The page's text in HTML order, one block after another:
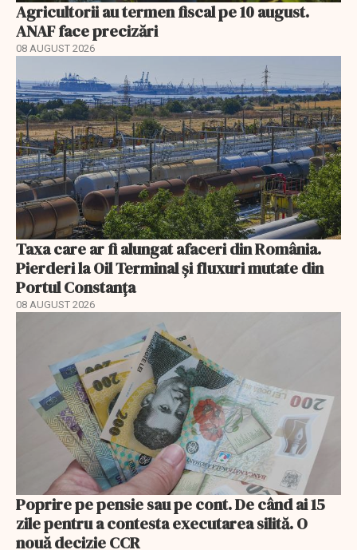
Agricultorii au termen fiscal pe 10 august.
ANAF face precizări
08 AUGUST 2026
Taxa care ar fi alungat afaceri din România.
Pierderi la Oil Terminal și fluxuri mutate din
Portul Constanța
08 AUGUST 2026
Poprire pe pensie sau pe cont. De când ai 15
zile pentru a contesta executarea silită. O
nouă decizie CCR